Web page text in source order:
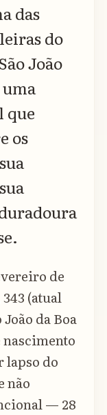
das
do
João
que
os
de
(atual
da Boa
lapso do
não
— 28